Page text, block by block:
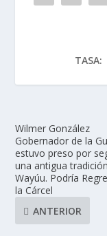
TASA:
Wilmer González
Gobernador de la
estuvo preso por
una antigua tradición
Wayúu. Podría
la Cárcel
ANTERIOR